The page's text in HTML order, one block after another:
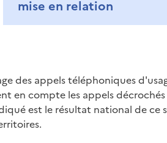
mise en relation
des appels téléphoniques
en compte les appels
est le résultat national de